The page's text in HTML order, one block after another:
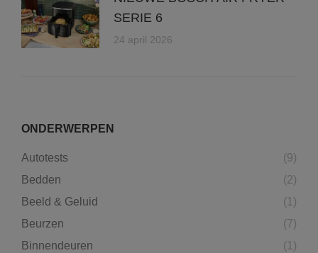
SERIE 6
24 april 2026
ONDERWERPEN
Autotests
(9)
Bedden
(2)
Beeld & Geluid
(1)
Beurzen
(7)
Binnendeuren
(1)